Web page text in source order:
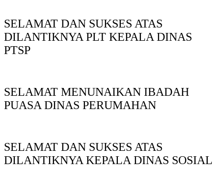
SELAMAT DAN SUKSES ATAS
DILANTIKNYA PLT KEPALA DINAS
PTSP
SELAMAT MENUNAIKAN IBADAH
PUASA DINAS PERUMAHAN
SELAMAT DAN SUKSES ATAS
DILANTIKNYA KEPALA DINAS SOSIAL